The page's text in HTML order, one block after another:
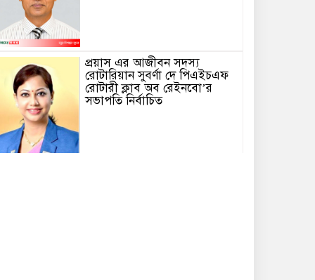
প্রয়াস এর আজীবন সদস্য
রোটারিয়ান সুবর্ণা দে পিএইচএফ
রোটারী ক্লাব অব রেইনবো’র
সভাপতি নির্বাচিত